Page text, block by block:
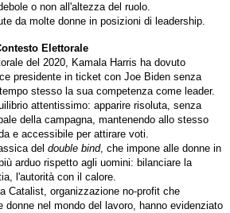
o non all'altezza del ruolo.
da molte donne in posizioni di leadership.
Elettorale
del 2020, Kamala Harris ha dovuto
presidente in ticket con Joe Biden senza
stesso la sua competenza come leader.
attentissimo: apparire risoluta, senza
della campagna, mantenendo allo stesso
e accessibile per attirare voti.
del double bind, che impone alle donne in
arduo rispetto agli uomini: bilanciare la
l'autorità con il calore.
Catalist, organizzazione no-profit che
donne nel mondo del lavoro, hanno evidenziato